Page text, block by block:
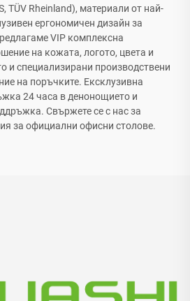
TÜV Rheinland), материали от най-
ергономичен дизайн за
VIP комплексна
на кожата, логото, цвета и
и специализирани производствени
на поръчките. Ексклузивна
24 часа в денонощието и
Свържете се с нас за
за официални офисни столове.